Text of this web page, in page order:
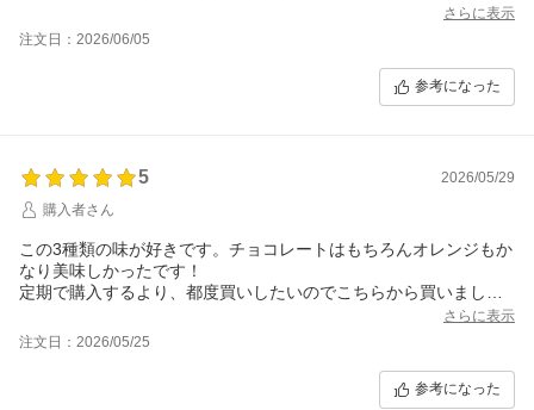
さらに表示
注文日：2026/06/05
参考になった
5
2026/05/29
購入者さん
この3種類の味が好きです。チョコレートはもちろんオレンジもか
なり美味しかったです！
定期で購入するより、都度買いしたいのでこちらから買いまし
さらに表示
注文日：2026/05/25
参考になった